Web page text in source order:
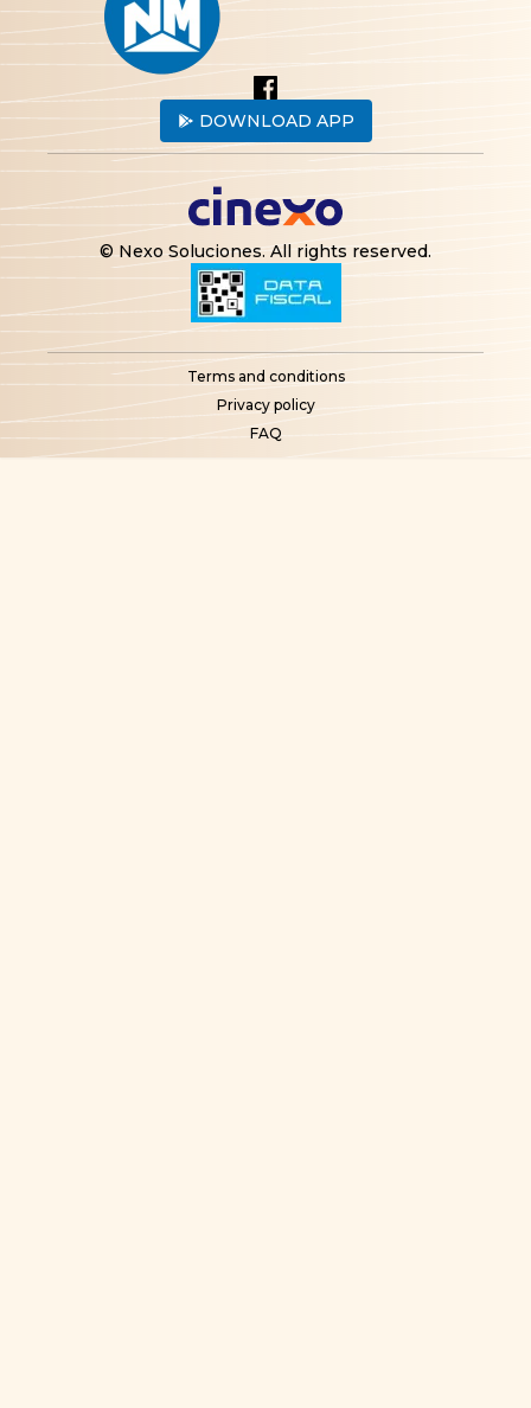
DOWNLOAD APP
© Nexo Soluciones. All rights reserved.
Terms and conditions
Privacy policy
FAQ